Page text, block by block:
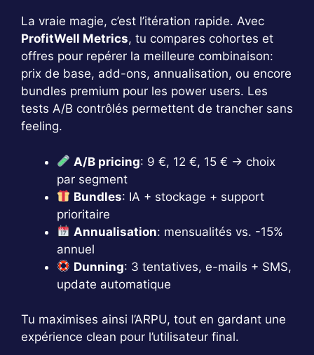
La vraie magie, c’est l’itération rapide. Avec
ProfitWell Metrics, tu compares cohortes et
offres pour repérer la meilleure combinaison:
prix de base, add-ons, annualisation, ou encore
bundles premium pour les power users. Les
tests A/B contrôlés permettent de trancher sans
feeling.
A/B pricing: 9 €, 12 €, 15 € → choix
par segment
Bundles: IA + stockage + support
prioritaire
Annualisation: mensualités vs. -15%
annuel
Dunning: 3 tentatives, e-mails + SMS,
update automatique
Tu maximises ainsi l’ARPU, tout en gardant une
expérience clean pour l’utilisateur final.